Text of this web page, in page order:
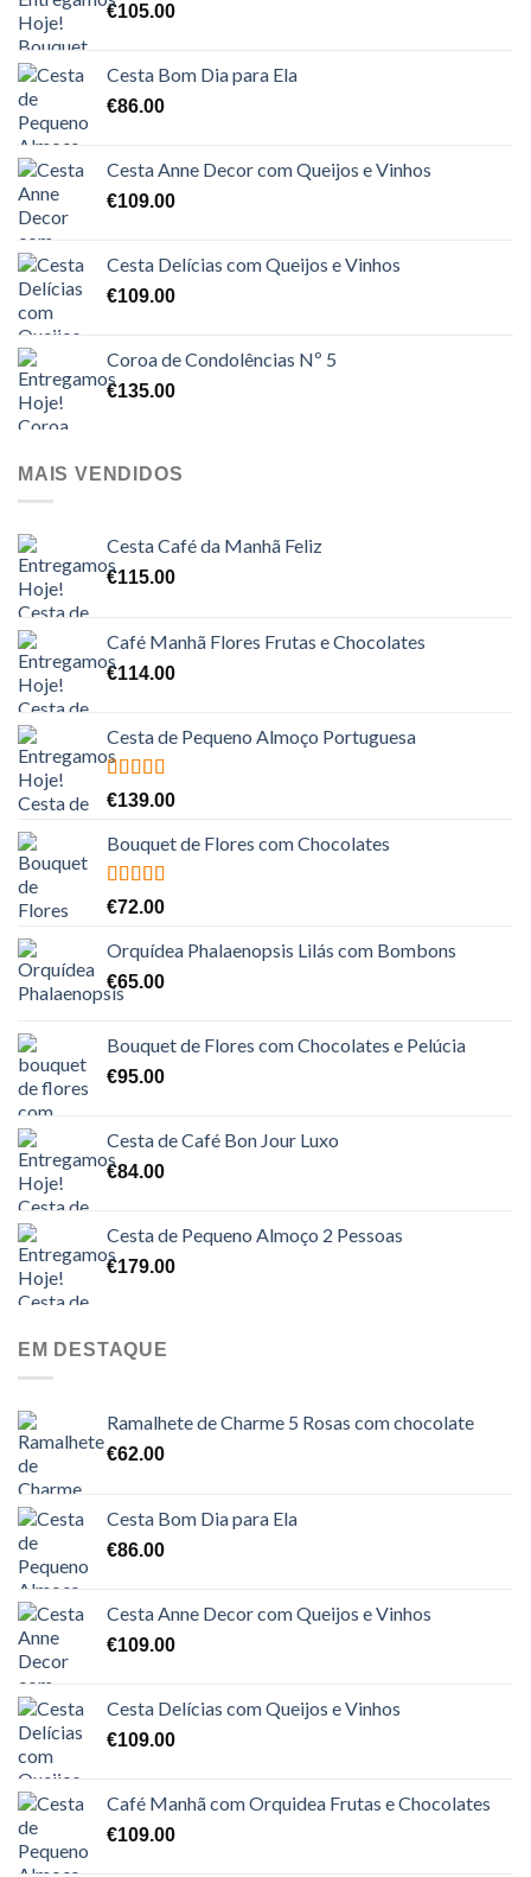
€105.00
Cesta Bom Dia para Ela
€86.00
Cesta Anne Decor com Queijos e Vinhos
€109.00
Cesta Delícias com Queijos e Vinhos
€109.00
Coroa de Condolências Nº 5
€135.00
MAIS VENDIDOS
Cesta Café da Manhã Feliz
€115.00
Café Manhã Flores Frutas e Chocolates
€114.00
Cesta de Pequeno Almoço Portuguesa
Avaliação
€139.00
Bouquet de Flores com Chocolates
Avaliação
€72.00
Orquídea Phalaenopsis Lilás com Bombons
€65.00
Bouquet de Flores com Chocolates e Pelúcia
€95.00
Cesta de Café Bon Jour Luxo
€84.00
Cesta de Pequeno Almoço 2 Pessoas
€179.00
EM DESTAQUE
Ramalhete de Charme 5 Rosas com chocolate
€62.00
Cesta Bom Dia para Ela
€86.00
Cesta Anne Decor com Queijos e Vinhos
€109.00
Cesta Delícias com Queijos e Vinhos
€109.00
Café Manhã com Orquidea Frutas e Chocolates
€109.00